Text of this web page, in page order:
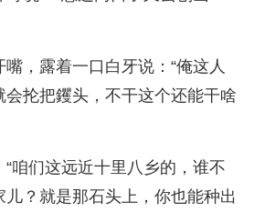
，露着一口白牙说：“俺这人
抡把钁头，不干这个还能干啥
咱们这远近十里八乡的，谁不
？就是那石头上，你也能种出